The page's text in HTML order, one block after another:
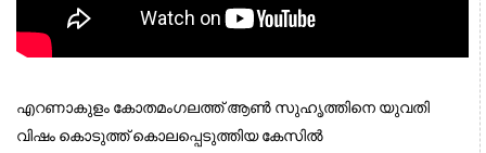
എറണാകുളം കോതമംഗലത്ത് ആണ്‍ സുഹൃത്തിനെ യുവതി
വിഷം കൊടുത്ത് കൊലപ്പെടുത്തിയ കേസിൽ